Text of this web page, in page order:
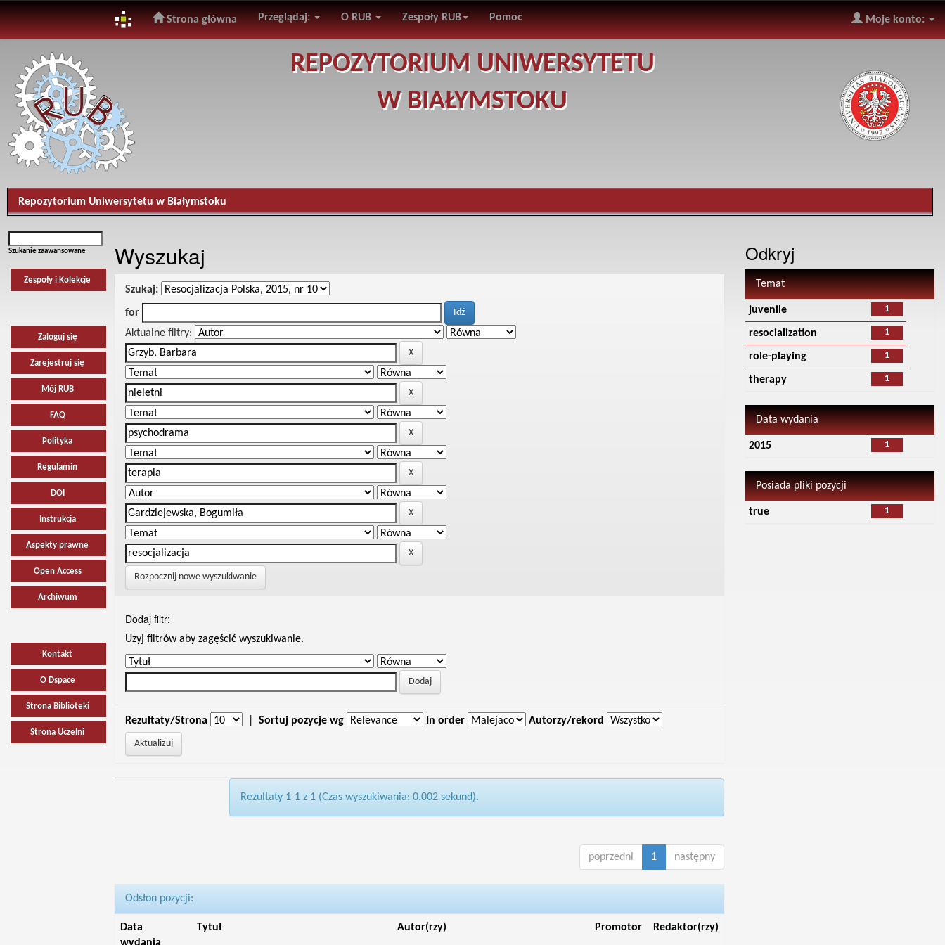
navigation
Strona główna Przeglądaj: O RUB Zespoły RUB Pomoc Moje konto:
REPOZYTORIUM UNIWERSYTETU
W BIAŁYMSTOKU
Repozytorium Uniwersytetu w Białymstoku
Szukanie zaawansowane
Zespoły i Kolekcje
Zaloguj się
Zarejestruj się
Mój RUB
FAQ
Polityka
Regulamin
DOI
Instrukcja
Aspekty prawne
Open Access
Archiwum
Kontakt
O Dspace
Strona Biblioteki
Strona Uczelni
Wyszukaj
Szukaj:
for
Aktualne filtry:
Rozpocznij nowe wyszukiwanie
Dodaj filtr:
Uzyj filtrów aby zagęścić wyszukiwanie.
Rezultaty/Strona Sortuj pozycje wg In order Autorzy/rekord
Rezultaty 1-1 z 1 (Czas wyszukiwania: 0.002 sekund).
poprzedni 1 następny
Odsłon pozycji:
Data
Tytuł Autor(rzy) Promotor Redaktor(rzy)
Odkryj
Temat
1
juvenile
1
resocialization
1
role-playing
1
therapy
Data wydania
1
2015
Posiada pliki pozycji
1
true